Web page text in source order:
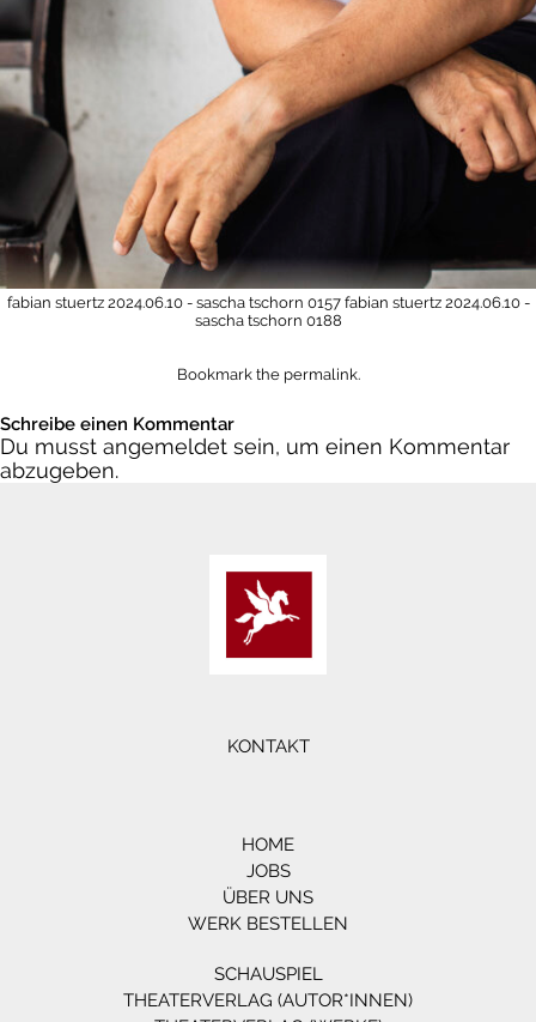
fabian stuertz 2024.06.10 - sascha tschorn 0157 fabian stuertz 2024.06.10 -
sascha tschorn 0188
Bookmark the permalink.
Schreibe einen Kommentar
Du musst angemeldet sein, um einen Kommentar
abzugeben.
KONTAKT
HOME
JOBS
ÜBER UNS
WERK BESTELLEN
SCHAUSPIEL
THEATERVERLAG (AUTOR*INNEN)